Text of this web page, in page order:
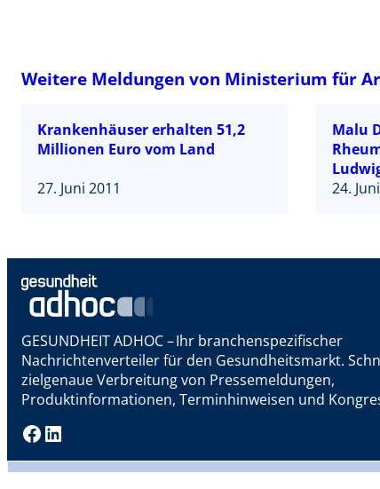
Weitere Meldungen von Ministerium für
Krankenhäuser erhalten 51,2
Millionen Euro vom Land
27. Juni 2011
Malu
24.
GESUNDHEIT ADHOC – Ihr branchenspezifischer
Nachrichtenverteiler für den Gesundheitsmarkt.
zielgenaue Verbreitung von Pressemeldungen,
Produktinformationen, Terminhinweisen und
Facebook LinkedIn